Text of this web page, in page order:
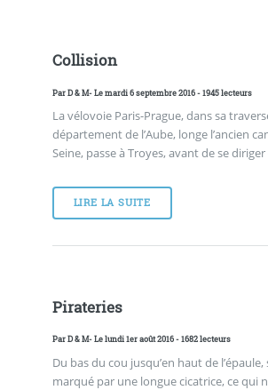
Collision
ParD & M- Le mardi 6 septembre 2016 - 1945 lecteurs
La vélovoie Paris-Prague, dans sa
département de l’Aube, longe l’ancien
Seine, passe à Troyes, avant de se
LIRE LA SUITE
Pirateries
ParD & M- Le lundi 1er août 2016 - 1682 lecteurs
Du bas du cou jusqu’en haut de
marqué par une longue cicatrice, ce qui